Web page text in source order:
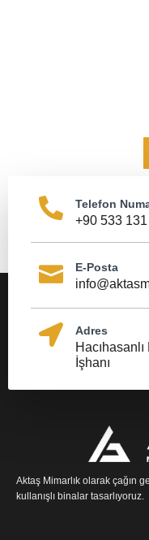
Telefon
+90 533
E-Posta
Adres
İşhanı
Aktaş Mimarlık olarak çağın
kullanışlı binalar tasarlıyoruz.